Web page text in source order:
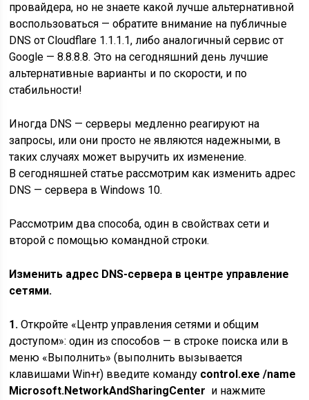
провайдера, но не знаете какой лучше альтернативной
воспользоваться — обратите внимание на публичные
DNS от Cloudflare 1.1.1.1, либо аналогичный сервис от
Google — 8.8.8.8. Это на сегодняшний день лучшие
альтернативные варианты и по скорости, и по
стабильности!
Иногда DNS — серверы медленно реагируют на
запросы, или они просто не являются надежными, в
таких случаях может выручить их изменение.
В сегодняшней статье рассмотрим как изменить адрес
DNS — сервера в Windows 10.
Рассмотрим два способа, один в свойствах сети и
второй с помощью командной строки.
Изменить адрес DNS-сервера в центре управление
сетями.
1.Откройте «Центр управления сетями и общим
доступом»: один из способов — в строке поиска или в
меню «Выполнить» (выполнить вызывается
клавишами Win+r) введите команду control.exe /name
Microsoft.NetworkAndSharingCenter и нажмите